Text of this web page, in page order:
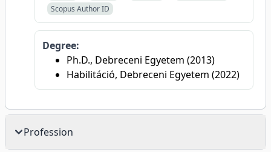
Scopus Author ID
Degree:
Ph.D., Debreceni Egyetem (2013)
Habilitáció, Debreceni Egyetem (2022)
Profession